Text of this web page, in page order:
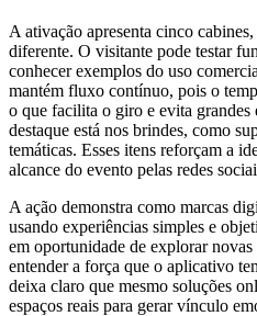
A ativação apresenta cinco
diferente. O visitante pode testar
conhecer exemplos do uso
mantém fluxo contínuo, pois o
o que facilita o giro e evita grandes
destaque está nos brindes, como
temáticas. Esses itens reforçam a
alcance do evento pelas redes
A ação demonstra como marcas
usando experiências simples e
em oportunidade de explorar
entender a força que o aplicativo
deixa claro que mesmo soluções
espaços reais para gerar vínculo